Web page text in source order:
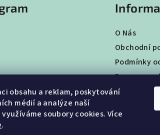
obsahu a reklam, poskytování
médií a analýze naší
soubory cookies. Více
. na Instagramu
O Nás
Obchodní
Podmínky
Doprava a
Vrácení a